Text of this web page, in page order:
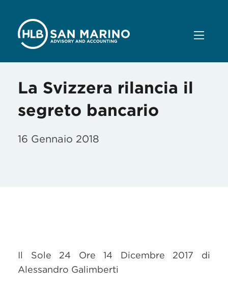
La Svizzera rilancia il
segreto bancario
16 Gennaio 2018
Il Sole 24 Ore 14 Dicembre 2017 di
Alessandro Galimberti